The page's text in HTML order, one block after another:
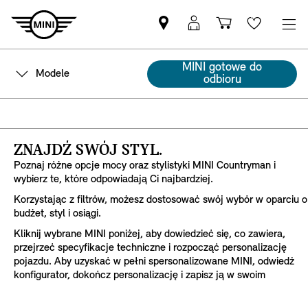
Znajdź
Partnera
MINI
Logowanie
MyMini
KoszykWishlist
Modele
MINI gotowe do
odbioru
ZNAJDŹ SWÓJ STYL.
Poznaj różne opcje mocy oraz stylistyki MINI Countryman i
wybierz te, które odpowiadają Ci najbardziej.
Korzystając z filtrów, możesz dostosować swój wybór w oparciu o
budżet, styl i osiągi.
Kliknij wybrane MINI poniżej, aby dowiedzieć się, co zawiera,
przejrzeć specyfikacje techniczne i rozpocząć personalizację
pojazdu. Aby uzyskać w pełni spersonalizowane MINI, odwiedź
konfigurator, dokończ personalizację i zapisz ją w swoim